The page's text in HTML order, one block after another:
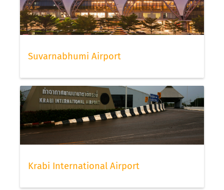
Suvarnabhumi Airport
Krabi International Airport